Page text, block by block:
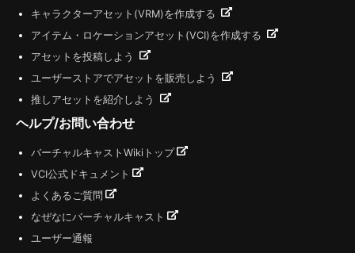
キャラクターアセット(VRM)を作成する
アイテム・ロケーションアセット(VCI)を作成する
アセットを投稿しよう
ユーザーストアでアセットを販売しよう
推しアセットを紹介しよう
ヘルプ/お問い合わせ
バーチャルキャストWikiトップ
VCI公式ドキュメント
よくあるご質問
なぜなにバーチャルキャスト
ユーザー通報